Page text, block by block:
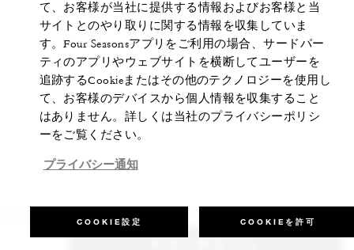
料金を確認する
て、お客様が当社に提供する情報およびお客様と当
サイトとのやり取りに関する情報を収集していま
す。Four Seasonsアプリをご利用の場合、サードパー
ティのアプリやウェブサイトを横断してユーザーを
追跡するCookieまたはその他のテクノロジーを使用し
て、お客様のデバイスから個人情報を収集すること
はありません。詳しくは当社のプライバシーポリシ
ーをご覧ください。
プライバシー通知
COOKIE設定 COOKIEを許可